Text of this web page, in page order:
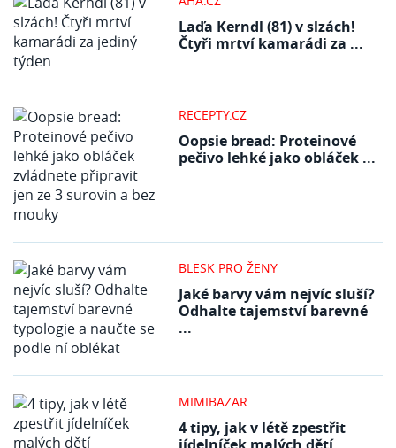
Laďa Kerndl (81) v slzách!
Čtyři mrtví kamarádi za ...
RECEPTY.CZ
Oopsie bread: Proteinové
pečivo lehké jako obláček ...
BLESK PRO ŽENY
Jaké barvy vám nejvíc sluší?
Odhalte tajemství barevné
...
MIMIBAZAR
4 tipy, jak v létě zpestřit